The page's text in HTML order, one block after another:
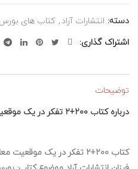
دسته: انتشارات آراد, کتاب های
اشتراک گذاری
توضیحات
درباره کتاب ۲۰۰+۲ تفکر در یک موقعیت معاملاتی:
کتاب ۲۰۰+۲ تفکر در یک